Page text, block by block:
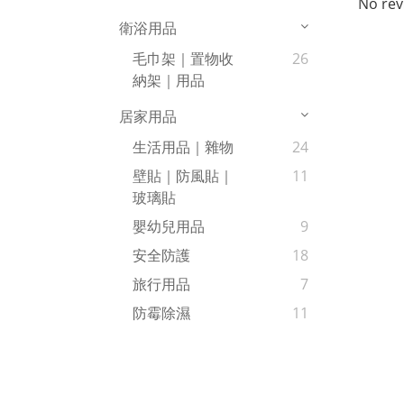
衛浴用品
毛巾架｜置物收
納架｜用品
26
居家用品
生活用品｜雜物
24
壁貼｜防風貼｜
玻璃貼
11
嬰幼兒用品
9
安全防護
18
旅行用品
7
防霉除濕
11